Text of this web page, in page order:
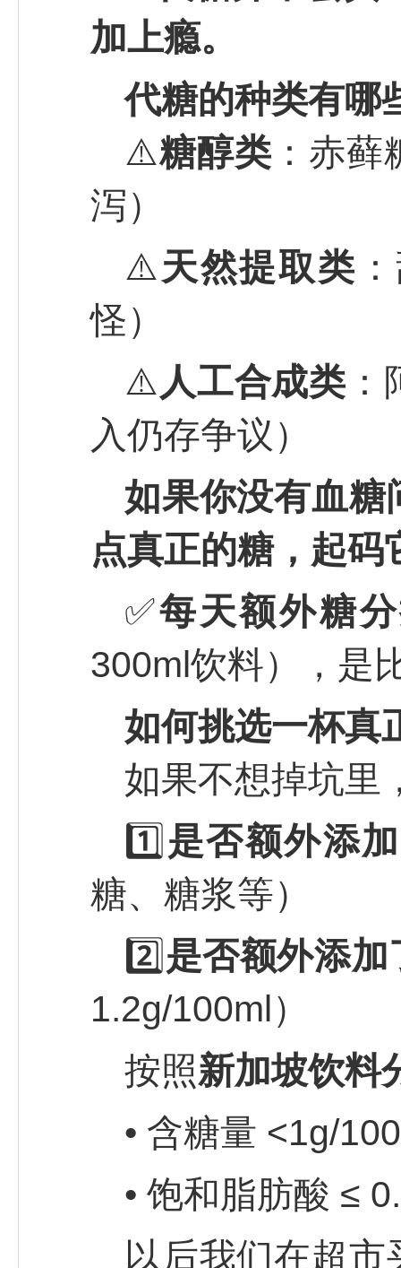
加上瘾。
代糖的种类有哪
⚠️糖醇类 ：赤
泻）
⚠️天然提取类
怪）
⚠️ 人工合成类
入仍存争议）
如果你没有血糖
点真正的糖，起码
✅每天额外糖
300ml饮料），是
如何挑选一杯真
如果不想掉坑里
1️⃣ 是否额外添
糖、糖浆等）
2️⃣ 是否额外添
1.2g/100ml）
按照新加坡饮料
• 含糖量 <1g/
• 饱和脂肪酸 ≤
以后我们在超